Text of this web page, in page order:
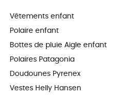
Vêtements enfant
Polaire enfant
Bottes de pluie Aigle enfant
Polaires Patagonia
Doudounes Pyrenex
Vestes Helly Hansen